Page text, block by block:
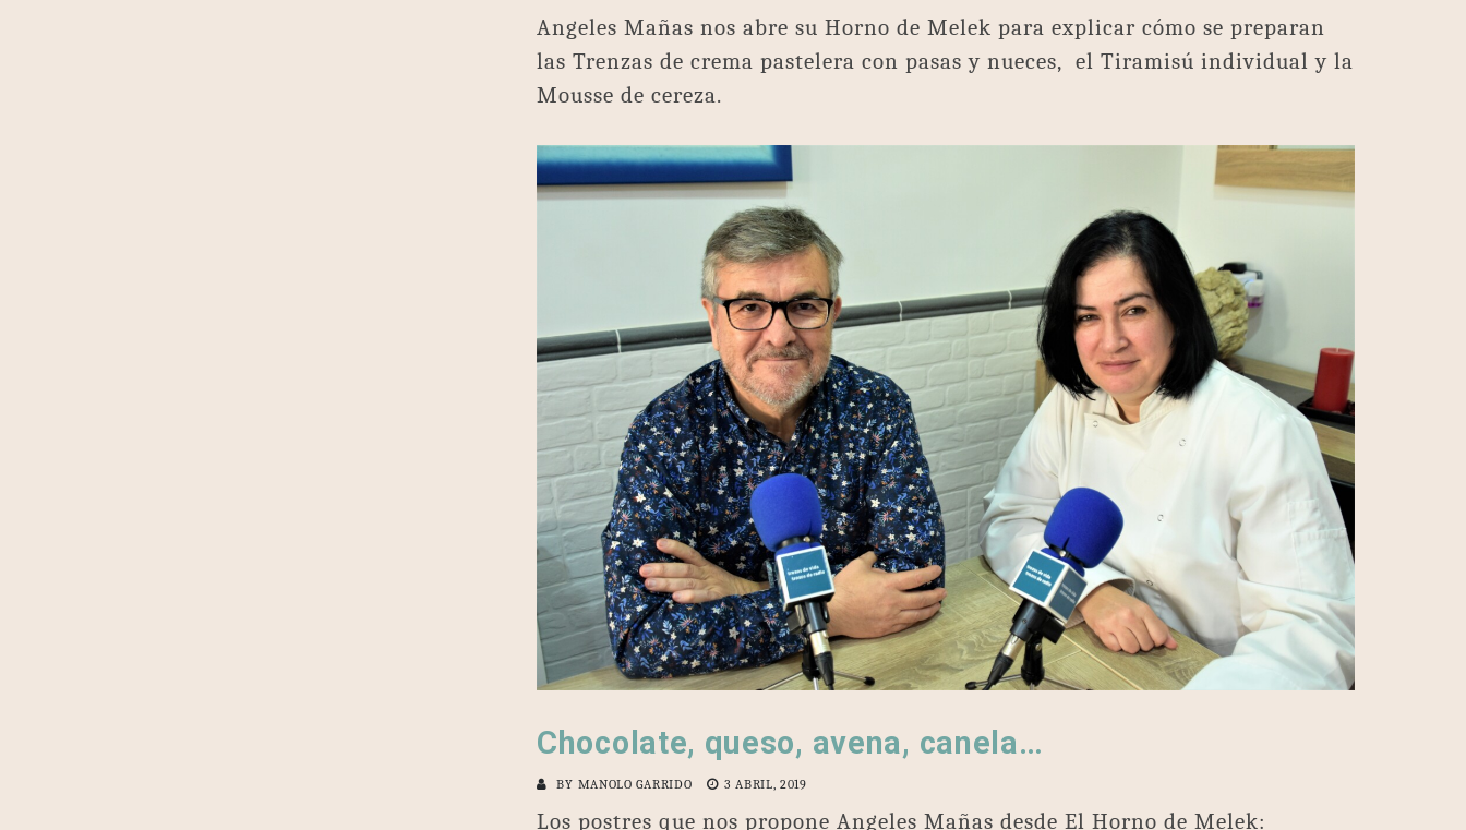
Angeles Mañas nos abre su Horno de Melek para explicar cómo se preparan
las Trenzas de crema pastelera con pasas y nueces, el Tiramisú individual y la
Mousse de cereza.
Chocolate, queso, avena, canela…
BY MANOLO GARRIDO 3 ABRIL, 2019
Los postres que nos propone Angeles Mañas desde El Horno de Melek: